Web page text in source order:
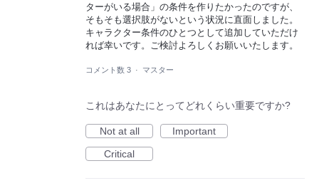
ターがいる場合」の条件を作りたかったのですが、
そもそも選択肢がないという状況に直面しました。
キャラクター条件のひとつとして追加していただけ
れば幸いです。ご検討よろしくお願いいたします。
コメント数 3 · マスター
これはあなたにとってどれくらい重要ですか?
Not at all
Important
Critical